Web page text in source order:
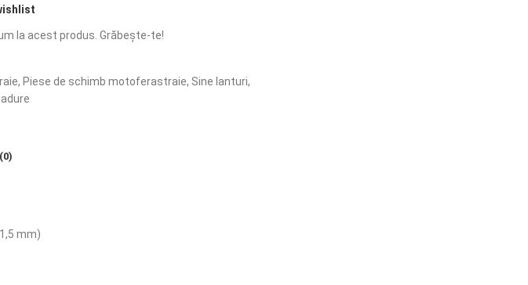
la acest produs. Grăbește-te!
, Piese de schimb motoferastraie, Sine lanturi,
mm)